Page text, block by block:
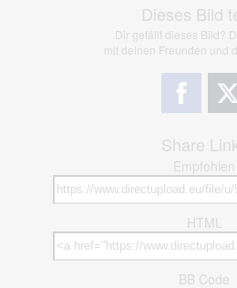
Dieses Bild
Dir gefällt dieses Bild?
mit deinen Freunden und
Share
Empfohlen
HTML
BB Code